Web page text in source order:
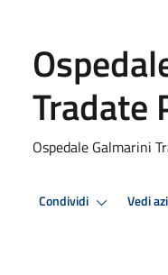
Tradate
Ospedale Galmarini
Condividi Vedi